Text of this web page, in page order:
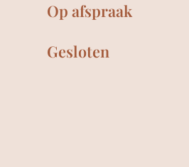
Op afspraak
Gesloten